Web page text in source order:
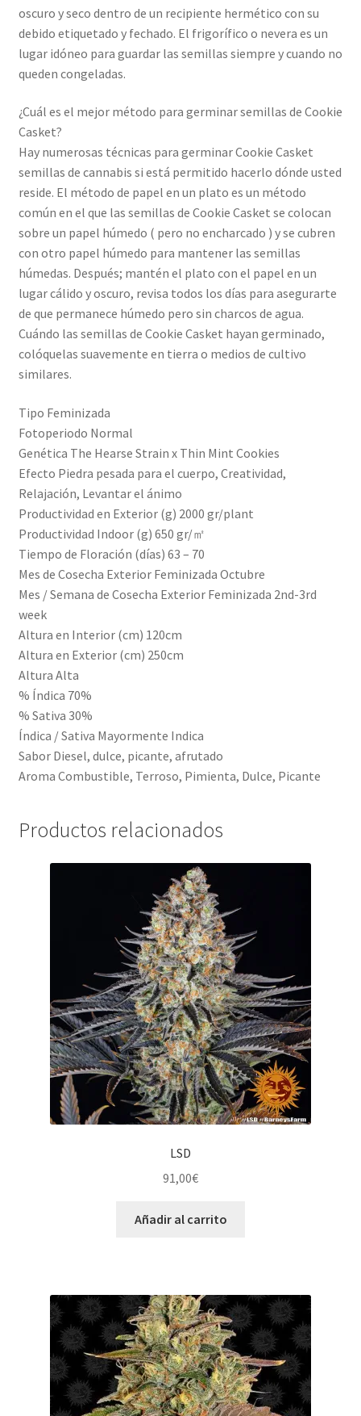
oscuro y seco dentro de un recipiente hermético con su
debido etiquetado y fechado. El frigorífico o nevera es un
lugar idóneo para guardar las semillas siempre y cuando no
queden congeladas.
¿Cuál es el mejor método para germinar semillas de Cookie
Casket?
Hay numerosas técnicas para germinar Cookie Casket
semillas de cannabis si está permitido hacerlo dónde usted
reside. El método de papel en un plato es un método
común en el que las semillas de Cookie Casket se colocan
sobre un papel húmedo ( pero no encharcado ) y se cubren
con otro papel húmedo para mantener las semillas
húmedas. Después; mantén el plato con el papel en un
lugar cálido y oscuro, revisa todos los días para asegurarte
de que permanece húmedo pero sin charcos de agua.
Cuándo las semillas de Cookie Casket hayan germinado,
colóquelas suavemente en tierra o medios de cultivo
similares.
Tipo Feminizada
Fotoperiodo Normal
Genética The Hearse Strain x Thin Mint Cookies
Efecto Piedra pesada para el cuerpo, Creatividad,
Relajación, Levantar el ánimo
Productividad en Exterior (g) 2000 gr/plant
Productividad Indoor (g) 650 gr/㎡
Tiempo de Floración (días) 63 – 70
Mes de Cosecha Exterior Feminizada Octubre
Mes / Semana de Cosecha Exterior Feminizada 2nd-3rd
week
Altura en Interior (cm) 120cm
Altura en Exterior (cm) 250cm
Altura Alta
% Índica 70%
% Sativa 30%
Índica / Sativa Mayormente Indica
Sabor Diesel, dulce, picante, afrutado
Aroma Combustible, Terroso, Pimienta, Dulce, Picante
Productos relacionados
LSD
91,00€
Añadir al carrito